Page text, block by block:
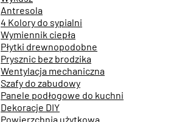
Antresola
4 Kolory do sypialni
Wymiennik ciepła
Płytki drewnopodobne
Prysznic bez brodzika
Wentylacja mechaniczna
Szafy do zabudowy
Panele podłogowe do kuchni
Dekoracje DIY
Powierzchnia użytkowa